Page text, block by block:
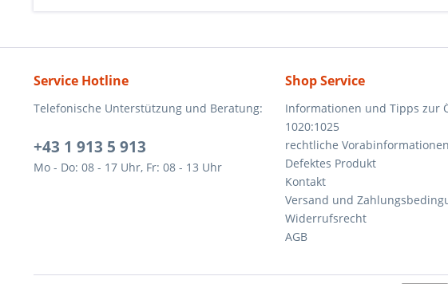
Service Hotline
Telefonische Unterstützung und Beratung:
+43 1 913 5 913
Mo - Do: 08 - 17 Uhr, Fr: 08 - 13 Uhr
Shop Service
Informationen und Tipps zur
1020:1025
rechtliche Vorabinformationen
Defektes Produkt
Kontakt
Versand und
Widerrufsrecht
AGB